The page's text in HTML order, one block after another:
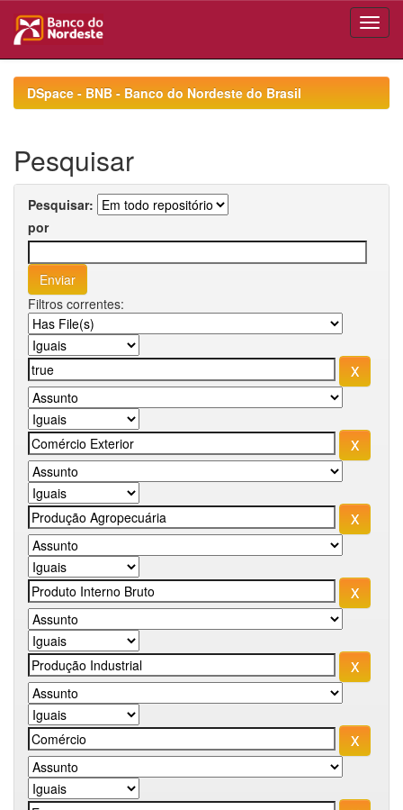
navigationDSpace - BNB - Banco do Nordeste do Brasil
Pesquisar
Pesquisar:
por
Filtros correntes: